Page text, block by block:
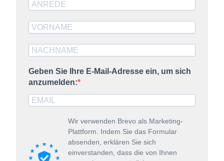
Geben Sie Ihre E-Mail-Adresse ein, um sich
anzumelden:
Wir verwenden Brevo als Marketing-
Plattform. Indem Sie das Formular
absenden, erklären Sie sich
einverstanden, dass die von Ihnen